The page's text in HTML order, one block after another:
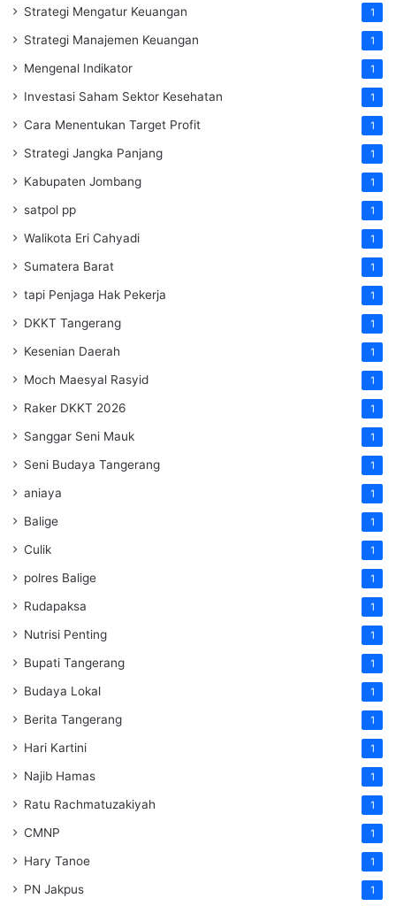
Strategi Mengatur Keuangan 1
Strategi Manajemen Keuangan 1
Mengenal Indikator 1
Investasi Saham Sektor Kesehatan 1
Cara Menentukan Target Profit 1
Strategi Jangka Panjang 1
Kabupaten Jombang 1
satpol pp 1
Walikota Eri Cahyadi 1
Sumatera Barat 1
tapi Penjaga Hak Pekerja 1
DKKT Tangerang 1
Kesenian Daerah 1
Moch Maesyal Rasyid 1
Raker DKKT 2026 1
Sanggar Seni Mauk 1
Seni Budaya Tangerang 1
aniaya 1
Balige 1
Culik 1
polres Balige 1
Rudapaksa 1
Nutrisi Penting 1
Bupati Tangerang 1
Budaya Lokal 1
Berita Tangerang 1
Hari Kartini 1
Najib Hamas 1
Ratu Rachmatuzakiyah 1
CMNP 1
Hary Tanoe 1
PN Jakpus 1